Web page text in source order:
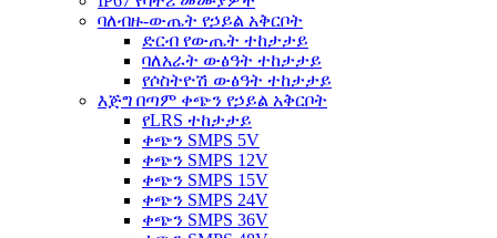
ባለብዙ-ውጤት የኃይል አቅርቦት
ድርብ የውጤት ተከታታይ
ባለአራት ውፅዓት ተከታታይ
የሶስትዮሽ ውፅዓት ተከታታይ
እጅግ በጣም ቀጭን የኃይል አቅርቦት
የLRS ተከታታይ
ቀጭን SMPS 5V
ቀጭን SMPS 12V
ቀጭን SMPS 15V
ቀጭን SMPS 24V
ቀጭን SMPS 36V